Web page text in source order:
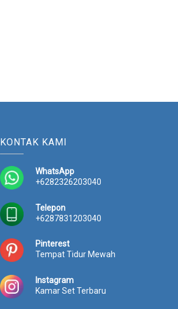
KONTAK KAMI
WhatsApp
+6282326203040
Telepon
+6287831203040
Pinterest
Tempat Tidur Mewah
Instagram
Kamar Set Terbaru